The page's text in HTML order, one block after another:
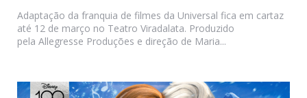
Adaptação da franquia de filmes da Universal fica em cartaz
até 12 de março no Teatro Viradalata. Produzido
pela Allegresse Produções e direção de Maria...